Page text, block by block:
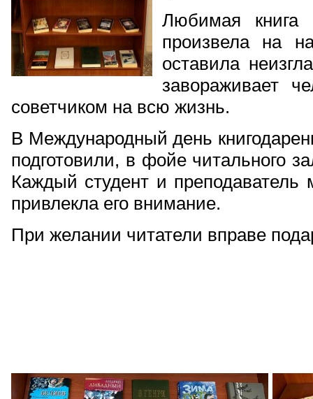
Любимая книга
произвела на
оставила
завораживает
советчиком на всю жизнь.
В Международный день
подготовили, в фойе читального
Каждый студент и преподаватель
привлекла его внимание.
При желании читатели вправе